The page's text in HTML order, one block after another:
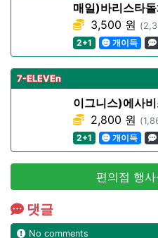
매일)바리스타
3,500 원
2+1
개이득
7-ELEVEn
이그니스)에사
2,800 원
2+1
개이득
편의점 행
댓글
No comments